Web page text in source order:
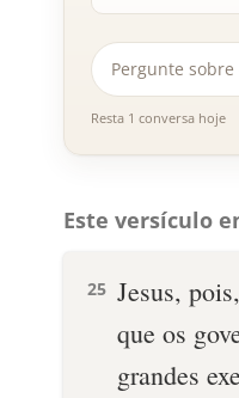
Resta 1 conversa hoje
Este versículo
25 Jesus,
que os
grandes